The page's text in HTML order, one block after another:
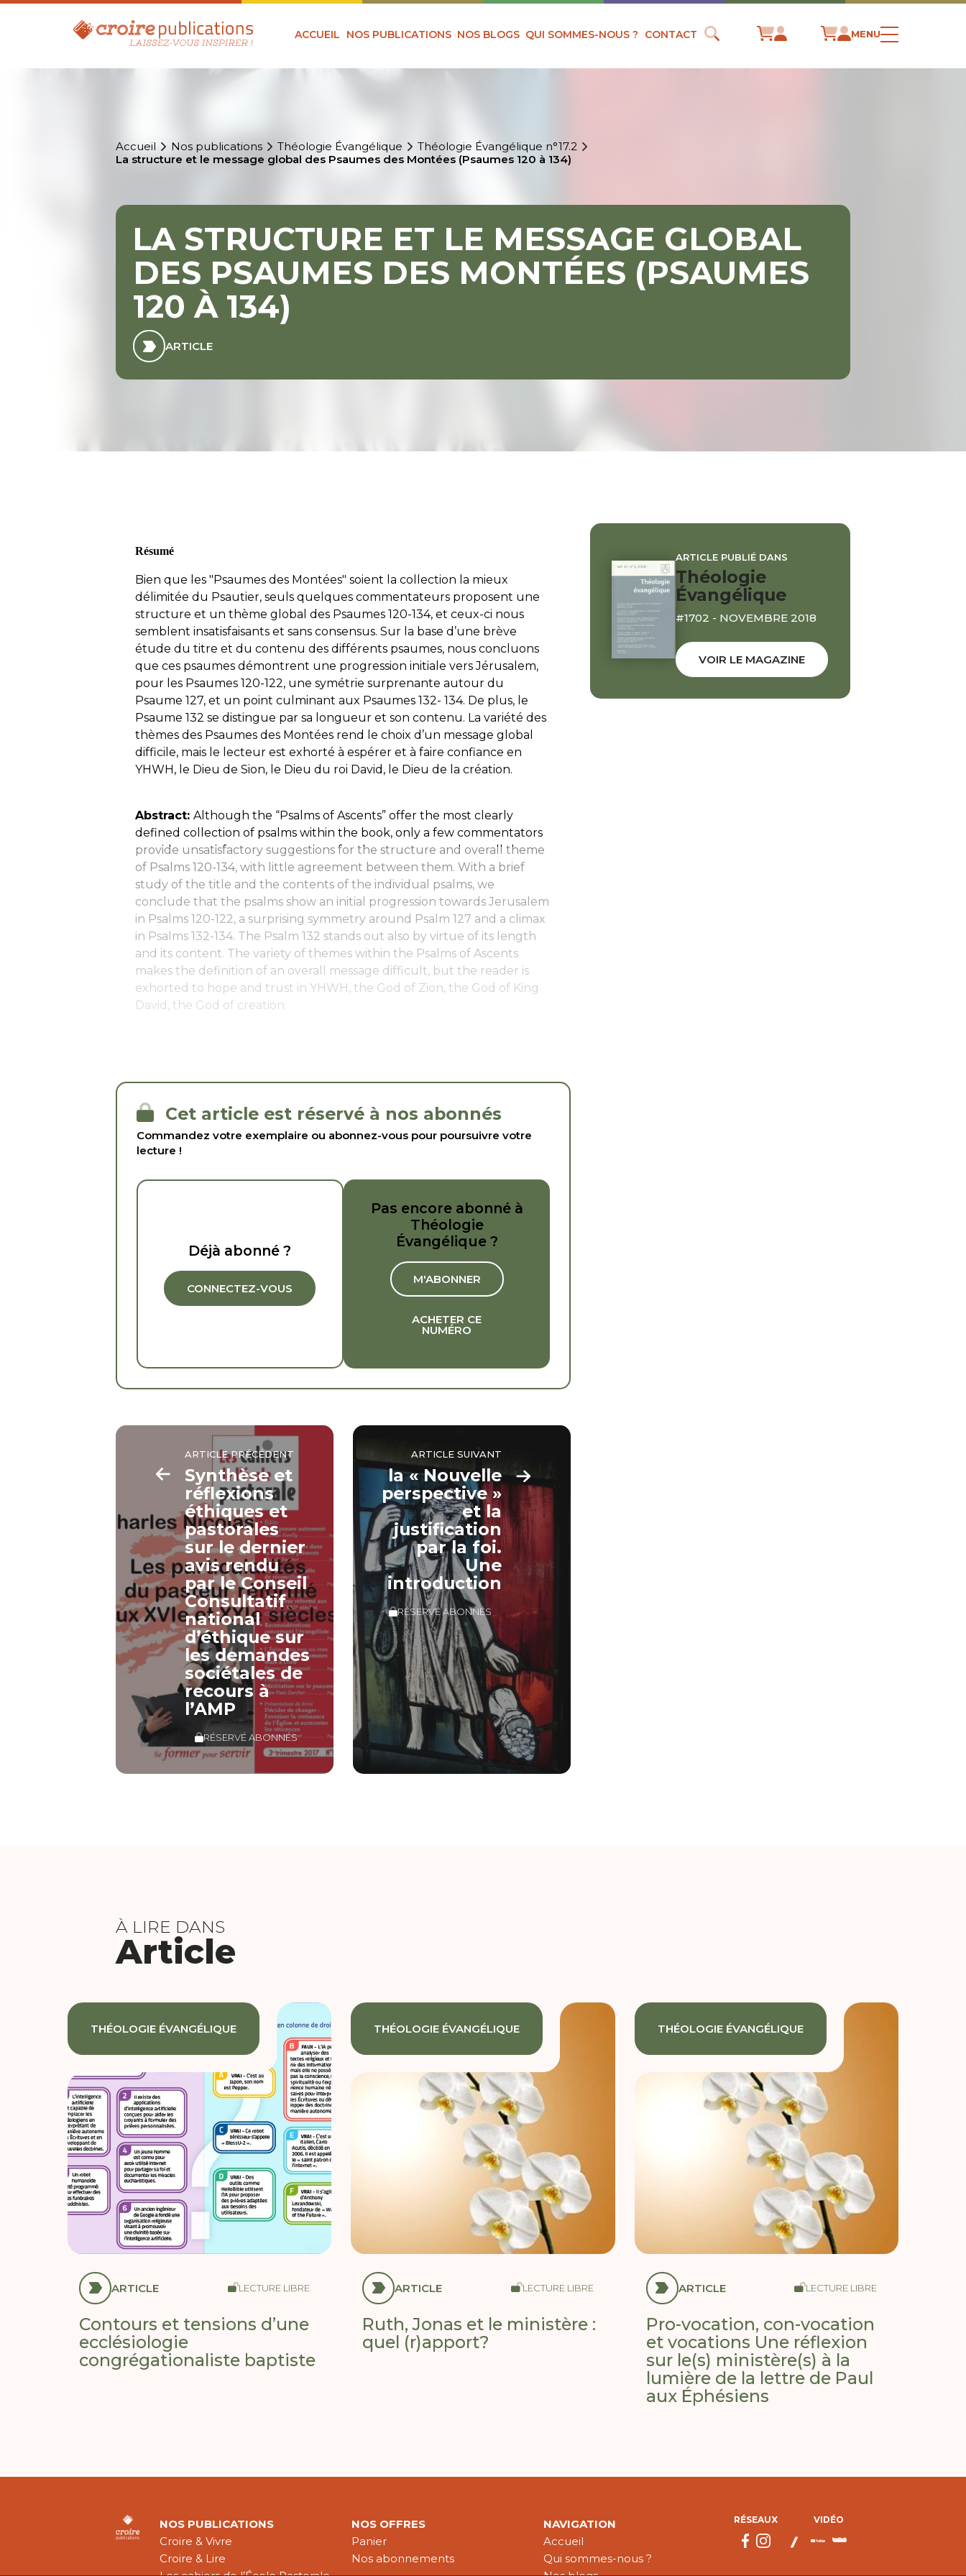
ACCUEIL NOS PUBLICATIONS NOS BLOGS QUI SOMMES-NOUS ? CONTACT MENU
Accueil Nos publications Théologie Évangélique
Théologie Évangélique n°17.2
La structure et le message global des Psaumes des Montées (Psaumes 120 à 134)
LA STRUCTURE ET LE MESSAGE GLOBAL
DES PSAUMES DES MONTÉES (PSAUMES
120 À 134)
ARTICLE
Résumé
Bien que les "Psaumes des Montées" soient la collection la mieux
délimitée du Psautier, seuls quelques commentateurs proposent une
structure et un thème global des Psaumes 120-134, et ceux-ci nous
semblent insatisfaisants et sans consensus. Sur la base d’une brève
étude du titre et du contenu des différents psaumes, nous concluons
que ces psaumes démontrent une progression initiale vers Jérusalem,
pour les Psaumes 120-122, une symétrie surprenante autour du
Psaume 127, et un point culminant aux Psaumes 132- 134. De plus, le
Psaume 132 se distingue par sa longueur et son contenu. La variété des
thèmes des Psaumes des Montées rend le choix d’un message global
difficile, mais le lecteur est exhorté à espérer et à faire confiance en
YHWH, le Dieu de Sion, le Dieu du roi David, le Dieu de la création.
Abstract:Although the “Psalms of Ascents” offer the most clearly
defined collection of psalms within the book, only a few commentators
provide unsatisfactory suggestions for the structure and overall theme
of Psalms 120-134, with little agreement between them. With a brief
study of the title and the contents of the individual psalms, we
conclude that the psalms show an initial progression towards Jerusalem
in Psalms 120-122, a surprising symmetry around Psalm 127 and a climax
in Psalms 132-134. The Psalm 132 stands out also by virtue of its length
and its content. The variety of themes within the Psalms of Ascents
makes the definition of an overall message difficult, but the reader is
exhorted to hope and trust in YHWH, the God of Zion, the God of King
David, the God of creation.
Cet article est réservé à nos abonnés
Commandez votre exemplaire ou abonnez-vous pour poursuivre votre
lecture !
Déjà abonné ?
CONNECTEZ-VOUS
Pas encore abonné à
Théologie
Évangélique ?
M'ABONNER
ACHETER CE
NUMÉRO
ARTICLE PRÉCÉDENT
Synthèse et
réflexions
éthiques et
pastorales
sur le dernier
avis rendu
par le Conseil
Consultatif
national
d’éthique sur
les demandes
sociétales de
recours à
l’AMP
RÉSERVÉ ABONNÉS
ARTICLE SUIVANT
la « Nouvelle
perspective »
et la
justification
par la foi.
Une
introduction
RÉSERVÉ ABONNÉS
ARTICLE PUBLIÉ DANS
Théologie
Évangélique
#1702 - NOVEMBRE 2018
VOIR LE MAGAZINE
À LIRE DANS
Article
THÉOLOGIE ÉVANGÉLIQUE
ARTICLE LECTURE LIBRE
Contours et tensions d’une
ecclésiologie
congrégationaliste baptiste
THÉOLOGIE ÉVANGÉLIQUE
ARTICLE LECTURE LIBRE
Ruth, Jonas et le ministère :
quel (r)apport?
THÉOLOGIE ÉVANGÉLIQUE
ARTICLE LECTURE LIBRE
Pro-vocation, con-vocation
et vocations Une réflexion
sur le(s) ministère(s) à la
lumière de la lettre de Paul
aux Éphésiens
NOS PUBLICATIONS
Croire & Vivre
Croire & Lire
NOS OFFRES
Panier
Nos abonnements
NAVIGATION
Accueil
Qui sommes-nous ?
RÉSEAUX VIDÉO